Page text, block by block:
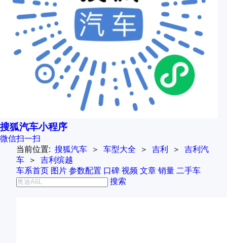
搜狐汽车小程序
微信扫一扫
当前位置: 搜狐汽车 ＞ 车型大全 ＞ 吉利 ＞
吉利汽
车
＞
吉利缤越
车系首页 图片 参数配置 口碑 视频 文章 销量 二手车
搜索